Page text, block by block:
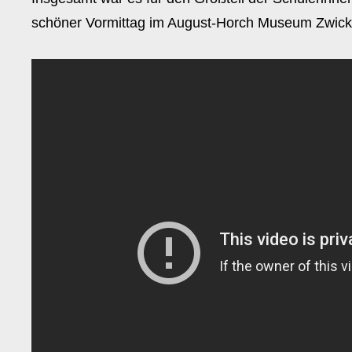
schöner Vormittag im August-Horch Museum